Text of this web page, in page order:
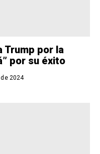
Trump por la
por su éxito
2024